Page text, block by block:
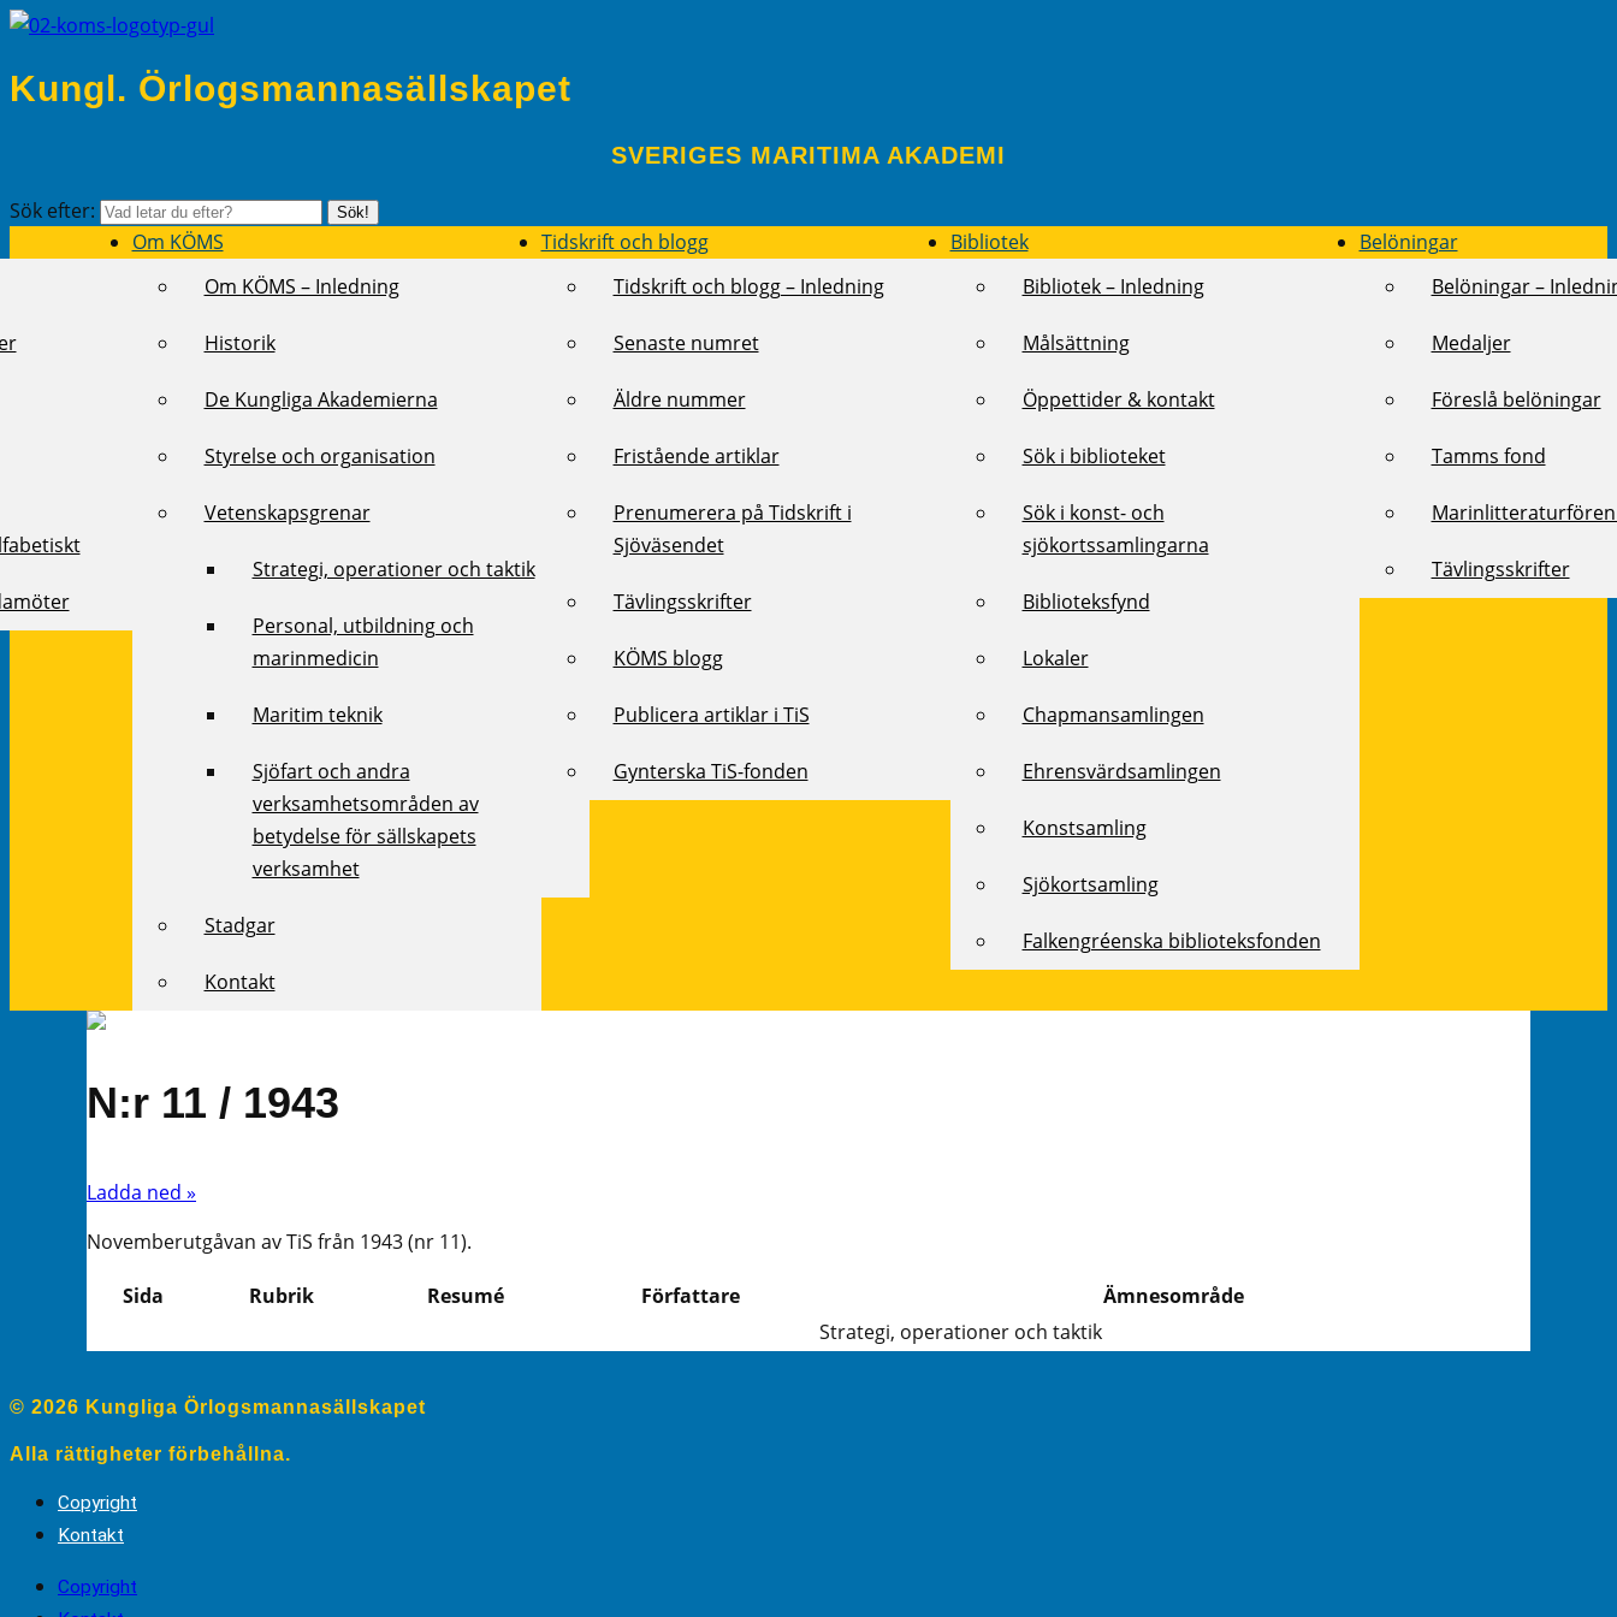
Kungl. Örlogsmannasällskapet
SVERIGES MARITIMA AKADEMI
Sök efter: Sök!
Om KÖMS
Om KÖMS – Inledning
Historik
De Kungliga Akademierna
Styrelse och organisation
Vetenskapsgrenar
Strategi, operationer och taktik
Personal, utbildning och
marinmedicin
Maritim teknik
Sjöfart och andra
verksamhetsområden av
betydelse för sällskapets
verksamhet
Stadgar
Kontakt
Tidskrift och blogg
Tidskrift och blogg – Inledning
Senaste numret
Äldre nummer
Fristående artiklar
Prenumerera på Tidskrift i
Sjöväsendet
Tävlingsskrifter
KÖMS blogg
Publicera artiklar i TiS
Gynterska TiS-fonden
Bibliotek
Bibliotek – Inledning
Målsättning
Öppettider & kontakt
Sök i biblioteket
Sök i konst- och
sjökortssamlingarna
Biblioteksfynd
Lokaler
Chapmansamlingen
Ehrensvärdsamlingen
Konstsamling
Sjökortsamling
Falkengréenska biblioteksfonden
Belöningar
Belöningar –
Medaljer
Föreslå belöningar
Tamms fond
Tävlingsskrifter
N:r 11 / 1943
Ladda ned »
Novemberutgåvan av TiS från 1943 (nr 11).
Sida Rubrik Resumé Författare
Ämnesområde
Strategi, operationer och taktik
© 2026 Kungliga Örlogsmannasällskapet
Alla rättigheter förbehållna.
Copyright
Kontakt
Copyright